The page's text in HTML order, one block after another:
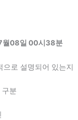
월08일 00시38분
로 설명되어 있는지
분